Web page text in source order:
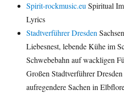
Spirit-rockmusic.euSpiritual
Lyrics
Stadtverführer Dresden
Liebesnest, lebende Kühe im
Schwebebahn auf wackligen
Großen Stadtverführer
aufregendere Sachen in